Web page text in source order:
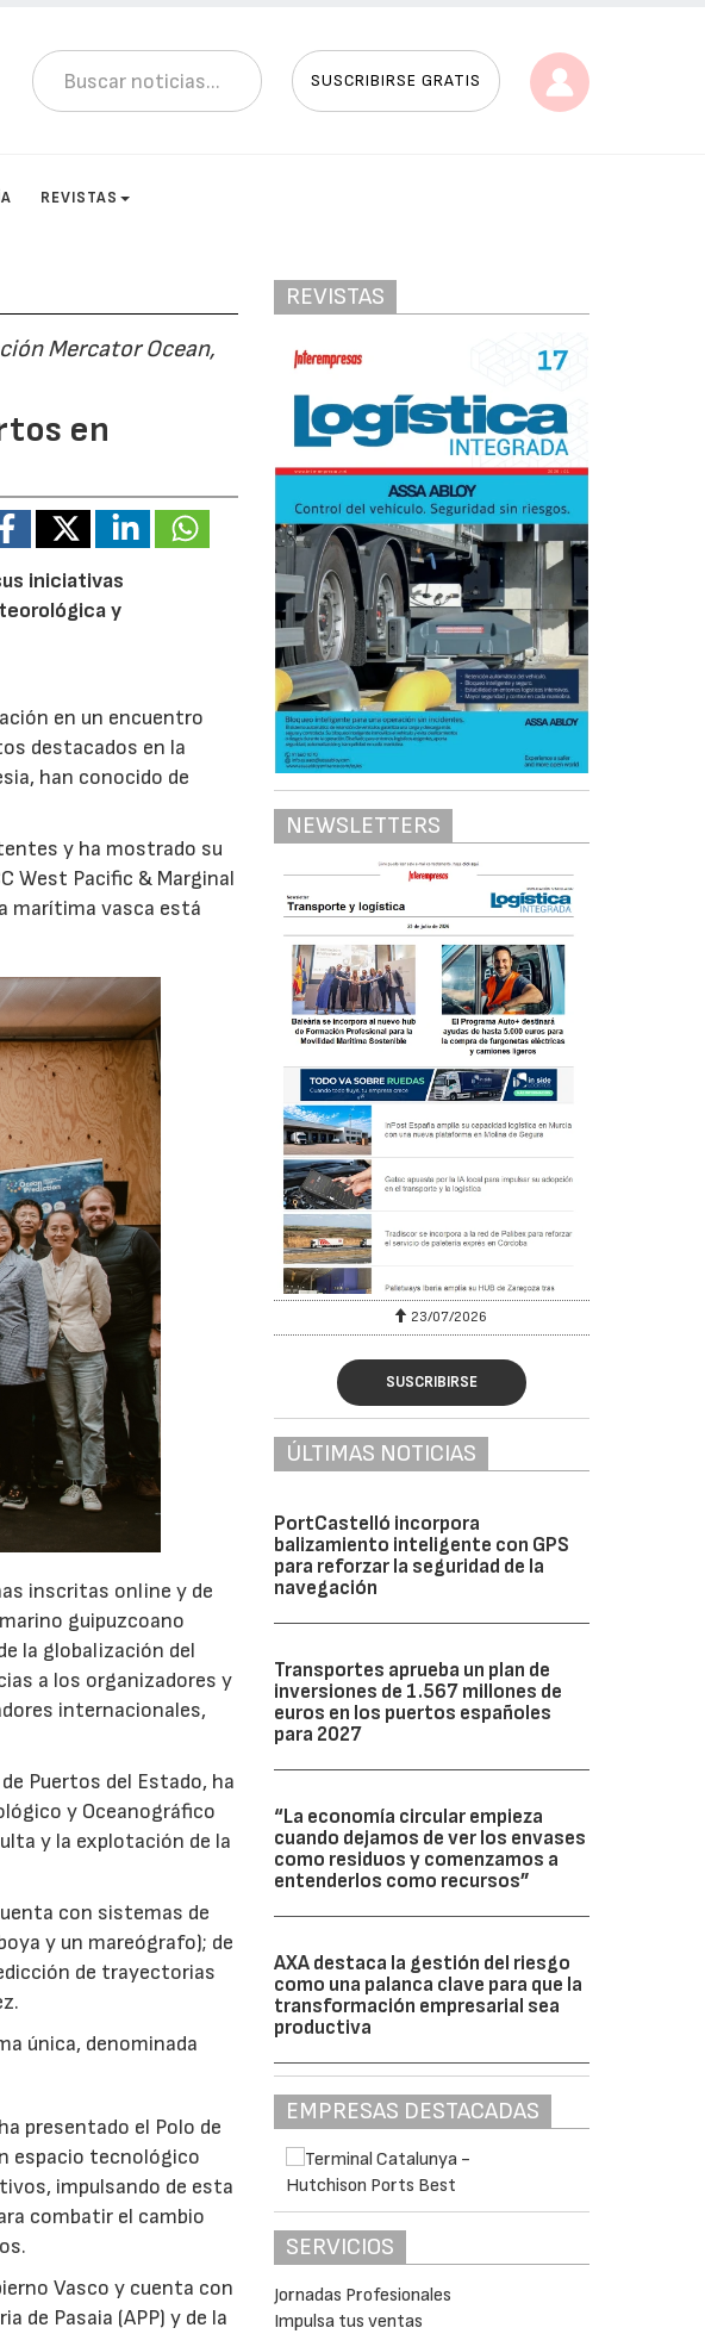
SUSCRIBIRSE GRATIS
REVISTAS
Mercator Ocean,
en
iniciativas
y
en un encuentro
destacados en la
han conocido de
y ha mostrado su
West Pacific & Marginal
marítima vasca está
inscritas online y de
guipuzcoano
la globalización del
a los organizadores y
internacionales,
Puertos del Estado, ha
y Oceanográfico
y la explotación de la
con sistemas de
y un mareógrafo); de
de trayectorias
única, denominada
presentado el Polo de
espacio tecnológico
impulsando de esta
combatir el cambio
Vasco y cuenta con
de Pasaia (APP) y de la
REVISTAS
NEWSLETTERS
30/07/2026 23/07/2026
SUSCRIBIRSE
ÚLTIMAS NOTICIAS
PortCastelló incorpora
balizamiento inteligente con GPS
para reforzar la seguridad de la
navegación
Transportes aprueba un plan de
inversiones de 1.567 millones de
euros en los puertos españoles
para 2027
“La economía circular empieza
cuando dejamos de ver los envases
como residuos y comenzamos a
entenderlos como recursos”
AXA destaca la gestión del riesgo
como una palanca clave para que la
transformación empresarial sea
productiva
EMPRESAS DESTACADAS
SERVICIOS
Jornadas Profesionales
Impulsa tus ventas